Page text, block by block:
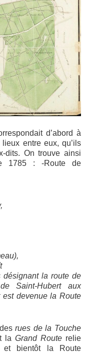
d’abord à
entre eux, qu’ils
dits. On trouve ainsi
1785 : -Route de
désignant la route de
Saint-Hubert aux
est devenue la Route
desrues de la Touche
la Grand Route relie
et bientôt la Route